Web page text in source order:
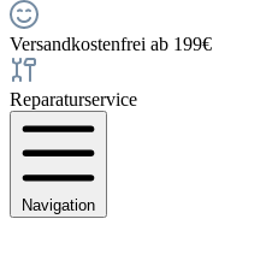
Versandkostenfrei ab 199€
Reparaturservice
Navigation